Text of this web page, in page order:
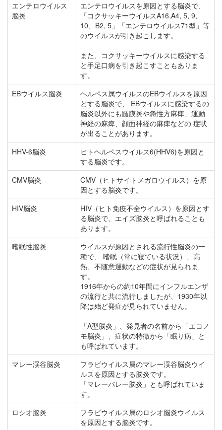
エンテロウイルス
脳炎
エンテロウイルスを原因とする脳炎で、
「コクサッキーウイルスA16,A4, 5, 9,
10、B2, 5」「エンテロウイルス71型」等
のウイルスが引き起こします。
また、コクサッキーウイルスに感染する
と手足口病を引き起こすこともありま
す。
EBウイルス脳炎
ヘルペス属ウイルスのEBウイルスを原因
とする脳炎で、 EBウイルスに感染するの
脳炎以外にも髄膜炎や急性方麻痺、運動
神経の麻痺、顔面神経の麻痺などの 症状
が出ることがあります。
HHV-6脳炎
ヒトヘルペスウイルス6(HHV6)を原因と
する脳炎です。
CMV脳炎
CMV（ヒトサイトメガロウイルス）を原
因とする脳炎です。
HIV脳炎
HIV（ヒト免疫不全ウイルス）を原因とす
る脳炎で、エイズ脳炎と呼ばれることも
あります。
嗜眠性脳炎
ウイルスが原因とされる流行性脳炎の一
種で、 嗜眠（常に寝ている状況）、高
熱、不随意運動などの症状が見られま
す。
1916年からの約10年間にインフルエンザ
の流行と共に流行しましたが、1930年以
降は殆ど発症が見られていません。
「A型脳炎」、発見者の名前から「エコノ
モ脳炎」、症状の特徴から「眠り病」と
も呼ばれています。
マレー渓谷脳炎
フラビウイルス属のマレー渓谷脳炎ウイ
ルスを原因とする脳炎です。
「マレーバレー脳炎」とも呼ばれていま
す。
ロシオ脳炎
フラビウイルス属のロシオ脳炎ウイルス
を原因とする脳炎です。